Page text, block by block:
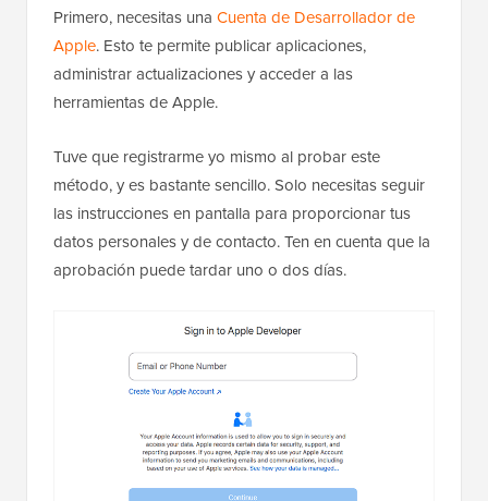
Primero, necesitas una Cuenta de Desarrollador de
Apple. Esto te permite publicar aplicaciones,
administrar actualizaciones y acceder a las
herramientas de Apple.
Tuve que registrarme yo mismo al probar este
método, y es bastante sencillo. Solo necesitas seguir
las instrucciones en pantalla para proporcionar tus
datos personales y de contacto. Ten en cuenta que la
aprobación puede tardar uno o dos días.